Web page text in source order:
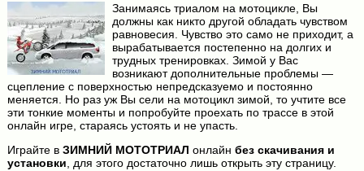
Занимаясь триалом на мотоцикле, Вы
должны как никто другой обладать чувством
равновесия. Чувство это само не приходит, а
вырабатывается постепенно на долгих и
трудных тренировках. Зимой у Вас
возникают дополнительные проблемы —
сцепление с поверхностью непредсказуемо и постоянно
меняется. Но раз уж Вы сели на мотоцикл зимой, то учтите все
эти тонкие моменты и попробуйте проехать по трассе в этой
онлайн игре, стараясь устоять и не упасть.
Играйте в ЗИМНИЙ МОТОТРИАЛ онлайн без скачивания и
установки , для этого достаточно лишь открыть эту страницу.